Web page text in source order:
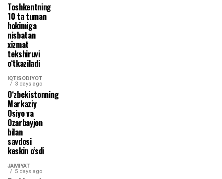
Toshkentning
10 ta tuman
hokimiga
nisbatan
xizmat
tekshiruvi
o‘tkaziladi
IQTISODIYOT
3 days ago
O‘zbekistonning
Markaziy
Osiyo va
Ozarbayjon
bilan
savdosi
keskin o‘sdi
JAMIYAT
5 days ago